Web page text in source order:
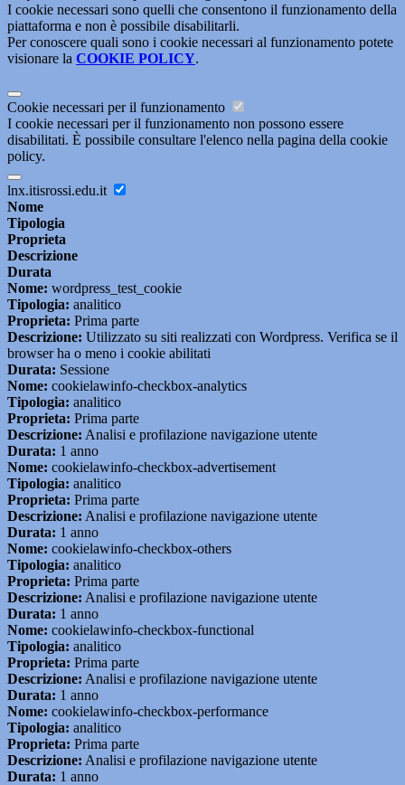
I cookie necessari sono quelli che consentono il funzionamento della
piattaforma e non è possibile disabilitarli.
Per conoscere quali sono i cookie necessari al funzionamento potete
visionare la COOKIE POLICY.
Cookie necessari per il funzionamento
I cookie necessari per il funzionamento non possono essere
disabilitati. È possibile consultare l'elenco nella pagina della cookie
policy.
lnx.itisrossi.edu.it
Nome
Tipologia
Proprieta
Descrizione
Durata
Nome: wordpress_test_cookie
Tipologia: analitico
Proprieta: Prima parte
Descrizione: Utilizzato su siti realizzati con Wordpress. Verifica se il
browser ha o meno i cookie abilitati
Durata: Sessione
Nome: cookielawinfo-checkbox-analytics
Tipologia: analitico
Proprieta: Prima parte
Descrizione: Analisi e profilazione navigazione utente
Durata: 1 anno
Nome: cookielawinfo-checkbox-advertisement
Tipologia: analitico
Proprieta: Prima parte
Descrizione: Analisi e profilazione navigazione utente
Durata: 1 anno
Nome: cookielawinfo-checkbox-others
Tipologia: analitico
Proprieta: Prima parte
Descrizione: Analisi e profilazione navigazione utente
Durata: 1 anno
Nome: cookielawinfo-checkbox-functional
Tipologia: analitico
Proprieta: Prima parte
Descrizione: Analisi e profilazione navigazione utente
Durata: 1 anno
Nome: cookielawinfo-checkbox-performance
Tipologia: analitico
Proprieta: Prima parte
Descrizione: Analisi e profilazione navigazione utente
Durata: 1 anno